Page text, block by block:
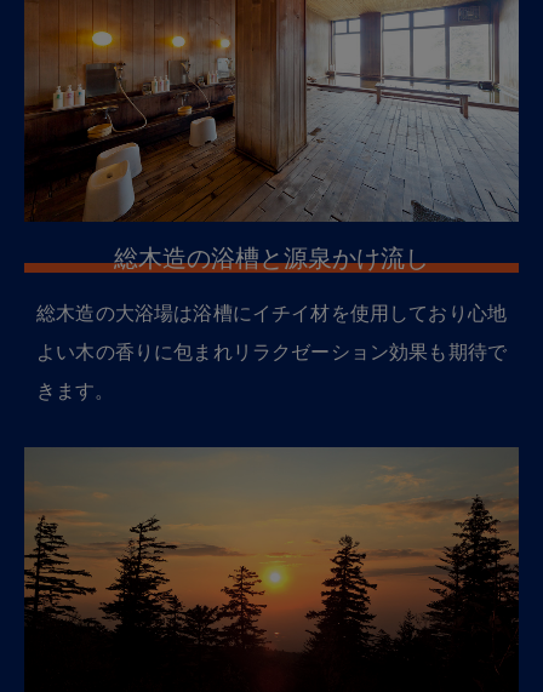
総木造の浴槽と源泉かけ流し
総木造の大浴場は浴槽にイチイ材を使用しており心地
よい木の香りに包まれリラクゼーション効果も期待で
きます。